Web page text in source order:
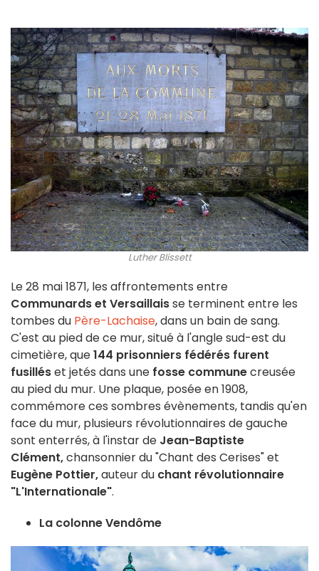
Luther Blissett
Le 28 mai 1871, les affrontements entre
Communards et Versaillaisse terminent entre les
tombes du Père-Lachaise, dans un bain de sang.
C'est au pied de ce mur, situé à l'angle sud-est du
cimetière, que144 prisonniers fédérés furent
fusilléset jetés dans une fosse communecreusée
au pied du mur. Une plaque, posée en 1908,
commémore ces sombres évènements, tandis qu'en
face du mur, plusieurs révolutionnaires de gauche
sont enterrés, à l'instar de Jean-Baptiste
Clément,chansonnier du "Chant des Cerises" et
Eugène Pottier,auteur du chant révolutionnaire
"L'Internationale".
La colonne Vendôme